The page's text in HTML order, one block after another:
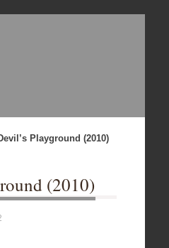
Playground (2010)
(2010)